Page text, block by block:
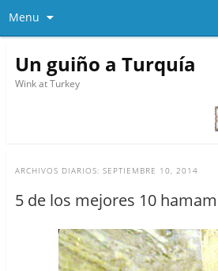
Menu
Un guiño a Turquía
Wink at Turkey
ARCHIVOS DIARIOS: SEPTIEMBRE 10, 2014
5 de los mejores 10